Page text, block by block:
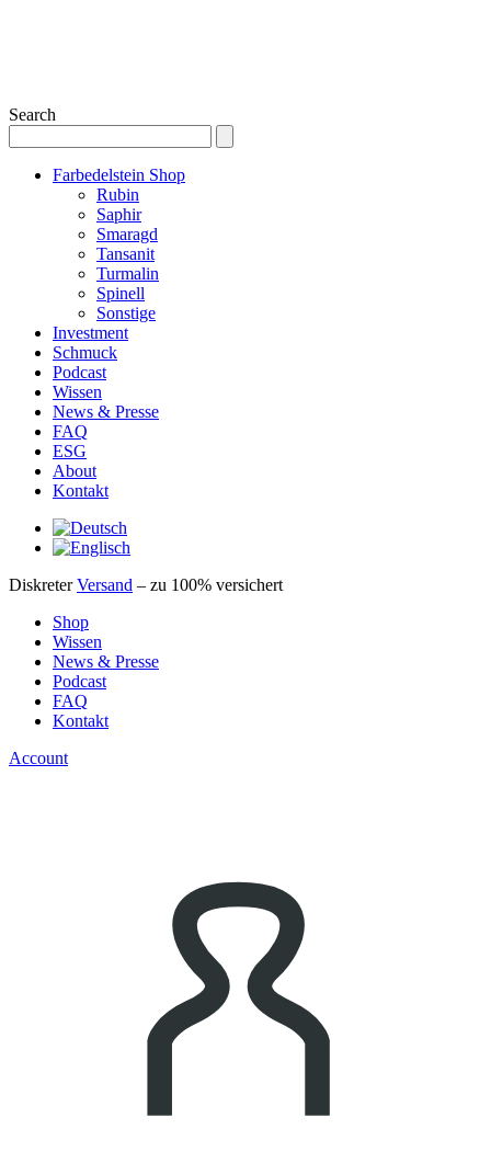
Search
Farbedelstein Shop
Rubin
Saphir
Smaragd
Tansanit
Turmalin
Spinell
Sonstige
Investment
Schmuck
Podcast
Wissen
News & Presse
FAQ
ESG
About
Kontakt
DiskreterVersand – zu 100% versichert
Shop
Wissen
News & Presse
Podcast
FAQ
Kontakt
Account